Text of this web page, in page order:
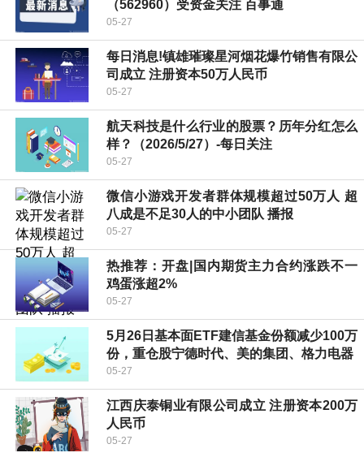
（562960）受资金关注 百事通
05-27
每日消息!镇雄璀璨星河烟花爆竹销售有限公
司成立 注册资本50万人民币
05-27
航天科技是什么行业的股票？历年分红怎么
样？（2026/5/27）-每日关注
05-27
微信小游戏开发者群体规模超过50万人 超
八成是不足30人的中小团队 播报
05-27
热推荐：开盘|国内期货主力合约涨跌不一
鸡蛋涨超2%
05-27
5月26日基本面ETF建信基金份额减少100万
份，重仓股宁德时代、美的集团、格力电器
05-27
江西庆泰铜业有限公司成立 注册资本200万
人民币
05-27